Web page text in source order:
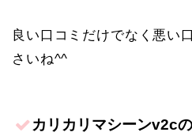
良い口コミだけでなく悪い
さいね^^
カリカリマシーンv2c